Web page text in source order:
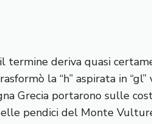
termine deriva quasi
la “h” aspirata in
Grecia portarono sulle
pendici del Monte